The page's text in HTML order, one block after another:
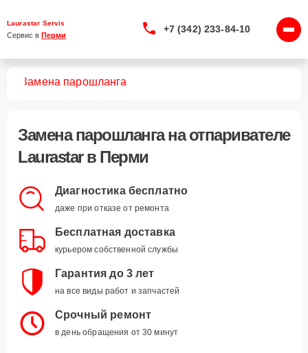
Laurastar Servis
Сервис в Перми
+7 (342) 233-84-10
Замена парошланга
Замена парошлангана отпаривателе
Laurastar в Перми
Диагностика бесплатно
даже при отказе от ремонта
Бесплатная доставка
курьером собственной службы
Гарантия до 3 лет
на все виды работ и запчастей
Срочный ремонт
в день обращения от 30 минут